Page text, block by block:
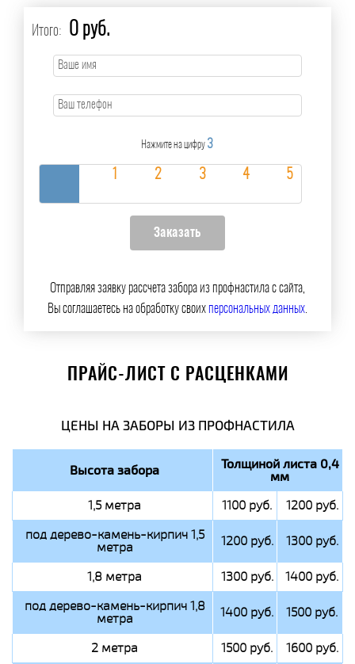
Итого: 0 руб.
Нажмите на цифру 3
Отправляя заявку рассчета забора из профнастила с сайта,
Вы соглашаетесь на обработку своихперсональных данных.
ПРАЙС-ЛИСТ С РАСЦЕНКАМИ
ЦЕНЫ НА ЗАБОРЫ ИЗ ПРОФНАСТИЛА
Высота забора Толщиной листа 0,4
мм
1,5 метра 1100 руб.
1200 руб.
под дерево-камень-кирпич 1,5
метра 1200 руб. 1300 руб.
1,8 метра 1300 руб.
1400 руб.
под дерево-камень-кирпич 1,8
метра 1400 руб. 1500 руб.
2 метра 1500 руб. 1600 руб.